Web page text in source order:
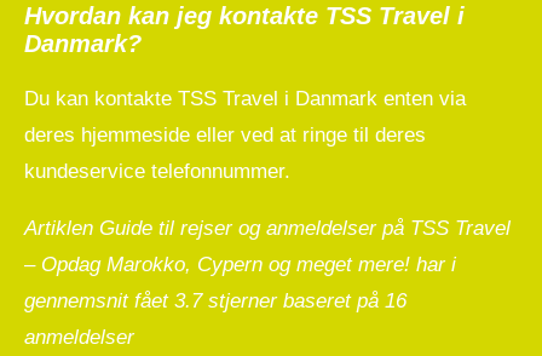
Hvordan kan jeg kontakte TSS Travel i
Danmark?
Du kan kontakte TSS Travel i Danmark enten via
deres hjemmeside eller ved at ringe til deres
kundeservice telefonnummer.
Artiklen Guide til rejser og anmeldelser på TSS Travel
– Opdag Marokko, Cypern og meget mere! har i
gennemsnit fået 3.7stjerner baseret på 16
anmeldelser